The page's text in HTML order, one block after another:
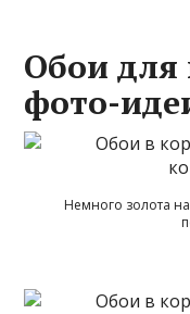
Обои для
фото-
Немного золота